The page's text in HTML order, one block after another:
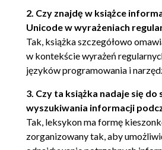
Obsługa Unicode (91)
Przykłady (91)
Inne źródła informacji (92)
Ruby (93)
Obsługiwane metaznaki (93)
Interfejs obiektowy (97)
Obsługa Unicode (104)
2. Czy znajdę w książce
Unicode w wyrażeniach
Tak, książka szczegółowo
w kontekście wyrażeń
języków programowania i
3. Czy ta książka nadaje się do
wyszukiwania informacji
Tak, leksykon ma formę
zorganizowany tak, aby